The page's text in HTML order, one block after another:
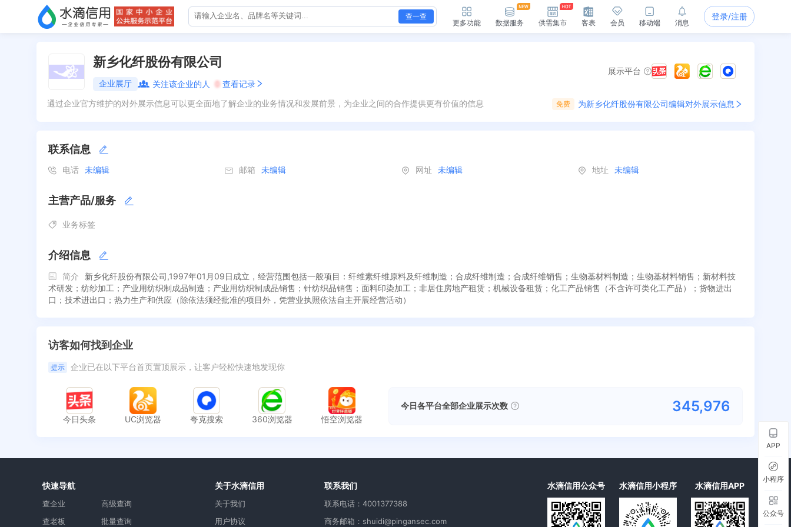
查一查
更多功能 数据服务 供需集市 客表 会员 移动端 消息
登录/注册
新乡化纤股份有限公司
企业展厅 关注该企业的人 0 查看记录
展示平台
通过企业官方维护的对外展示信息可以更全面地了解企业的业务情况和发展前景，为企业之间的合作提供更有价值的信息 免费 为新乡化纤股份有限公司编辑对外展示信息
联系信息
电话 未编辑 邮箱 未编辑 网址 未编辑 地址 未编辑
主营产品/服务
业务标签
介绍信息
简介
新乡化纤股份有限公司,1997年01月09日成立，经营范围包括一般项目：纤维素纤维原料及纤维制造；合成纤维制造；合成纤维销售；生物基材料制造；生物基材料销售；新材料技
术研发；纺纱加工；产业用纺织制成品制造；产业用纺织制成品销售；针纺织品销售；面料印染加工；非居住房地产租赁；机械设备租赁；化工产品销售（不含许可类化工产品）；货物进出
口；技术进出口；热力生产和供应（除依法须经批准的项目外，凭营业执照依法自主开展经营活动）
访客如何找到企业
提示 企业已在以下平台首页置顶展示，让客户轻松快速地发现你
今日头条 UC浏览器 夸克搜索 360浏览器 悟空浏览器
今日各平台全部企业展示次数 345,976
快速导航
查企业
查老板
高级查询
批量查询
关于水滴信用
关于我们
用户协议
联系我们
联系电话：4001377388
商务邮箱：shuidi@pingansec.com
水滴信用公众号 水滴信用小程序 水滴信用APP
APP
小程序
公众号